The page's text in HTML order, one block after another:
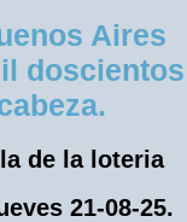
Aires
doscientos
de la loteria
21-08-25.